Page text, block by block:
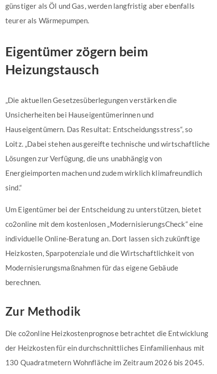
günstiger als Öl und Gas, werden langfristig aber ebenfalls
teurer als Wärmepumpen.
Eigentümer zögern beim
Heizungstausch
„Die aktuellen Gesetzesüberlegungen verstärken die
Unsicherheiten bei Hauseigentümerinnen und
Hauseigentümern. Das Resultat: Entscheidungsstress“, so
Loitz. „Dabei stehen ausgereifte technische und wirtschaftliche
Lösungen zur Verfügung, die uns unabhängig von
Energieimporten machen und zudem wirklich klimafreundlich
sind.“
Um Eigentümer bei der Entscheidung zu unterstützen, bietet
co2online mit dem kostenlosen „ModernisierungsCheck“ eine
individuelle Online-Beratung an. Dort lassen sich zukünftige
Heizkosten, Sparpotenziale und die Wirtschaftlichkeit von
Modernisierungsmaßnahmen für das eigene Gebäude
berechnen.
Zur Methodik
Die co2online Heizkostenprognose betrachtet die Entwicklung
der Heizkosten für ein durchschnittliches Einfamilienhaus mit
130 Quadratmetern Wohnfläche im Zeitraum 2026 bis 2045.